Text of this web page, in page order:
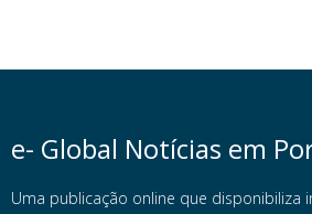
e- Global Notícias em
Uma publicação online que disponibiliza